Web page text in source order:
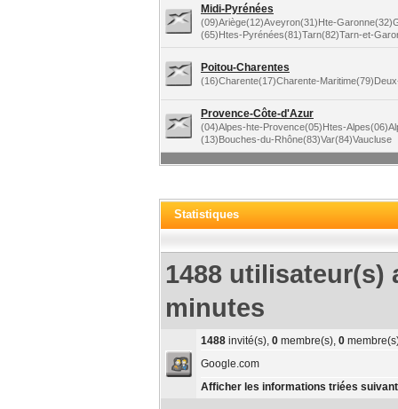
Midi-Pyrénées
(09)Ariège(12)Aveyron(31)Hte-
(65)Htes-Pyrénées(81)Tarn(82)Tarn-et-
Poitou-Charentes
(16)Charente(17)Charente-
Provence-Côte-d'Azur
(04)Alpes-hte-Provence(05)Htes-
(13)Bouches-du-Rhône(83)Var(84)Vaucluse
Statistiques
1488 utilisateur(s)
minutes
1488invité(s), 0membre(s), 0
Google.com
Afficher les informations triées